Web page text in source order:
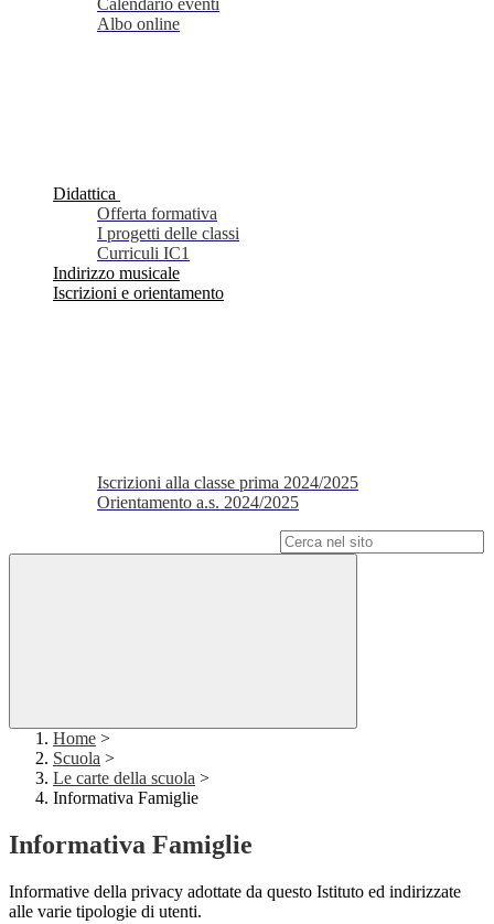
Calendario eventi
Albo online
Didattica
Offerta formativa
I progetti delle classi
Curriculi IC1
Indirizzo musicale
Iscrizioni e orientamento
Iscrizioni alla classe prima 2024/2025
Orientamento a.s. 2024/2025
Home >
Scuola >
Le carte della scuola >
Informativa Famiglie
Informativa Famiglie
Informative della privacy adottate da questo Istituto ed indirizzate
alle varie tipologie di utenti.